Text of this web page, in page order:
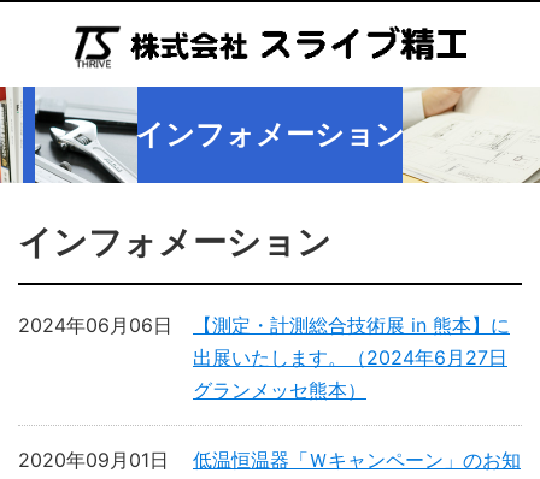
インフォメーション
インフォメーション
【測定・計測総合技術展 in 熊本】に
出展いたします。（2024年6月27日
グランメッセ熊本）
2024年06月06日
低温恒温器「Ｗキャンペーン」のお知
2020年09月01日